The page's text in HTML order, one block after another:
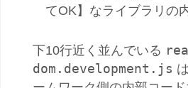
てOK】なライブラリの
下10行近く並んでいる
dom.development.js